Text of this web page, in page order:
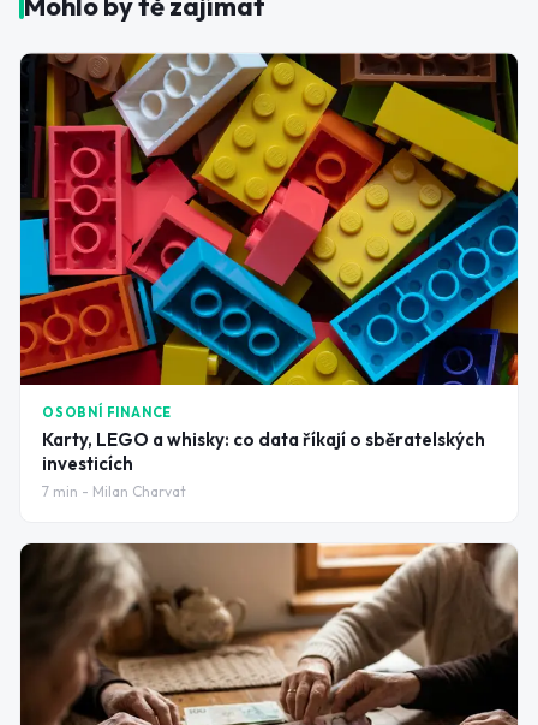
OSOBNÍ FINANCE
Karty, LEGO a whisky: co data říkají o sběratelských
investicích
7 min - Milan Charvat